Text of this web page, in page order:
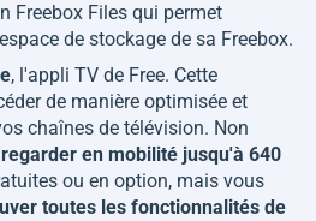
Freebox Files qui permet
de stockage de sa Freebox.
, l'appli TV de Free. Cette
de manière optimisée et
chaînes de télévision. Non
regarder en mobilité jusqu'à 640
ou en option, mais vous
toutes les fonctionnalités de